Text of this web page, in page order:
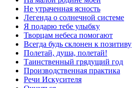
Не утраченная ясность
Легенда о солнечной системе
Я подарю тебе улыбку
Творцам небеса помогают
Всегда будь склонен к позитиву
Полетай, душа, полетай!
Таинственный грядущий год
Производственная практика
Речи Искусителя